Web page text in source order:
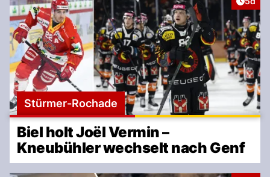
Stürmer-Rochade
Biel holt Joël Vermin –
Kneubühler wechselt nach Genf